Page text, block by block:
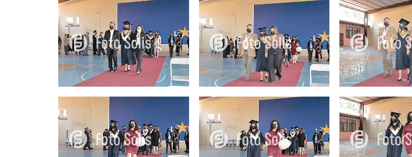
25.00Q 25.00Q 25.00Q